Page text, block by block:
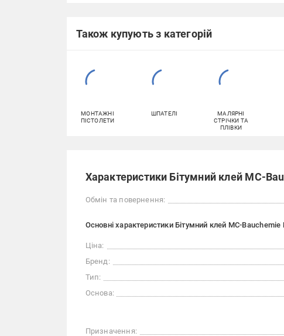
Також купують з категорій
МОНТАЖНІ
ПІСТОЛЕТИ
ШПАТЕЛІ
МАЛЯРНІ
СТРІЧКИ ТА
ПЛІВКИ
Характеристики Бітумний клей MC-
Обмін та повернення:
Основні характеристики Бітумний клей MC-
Ціна:
Бренд:
Тип:
Основа:
Призначення: